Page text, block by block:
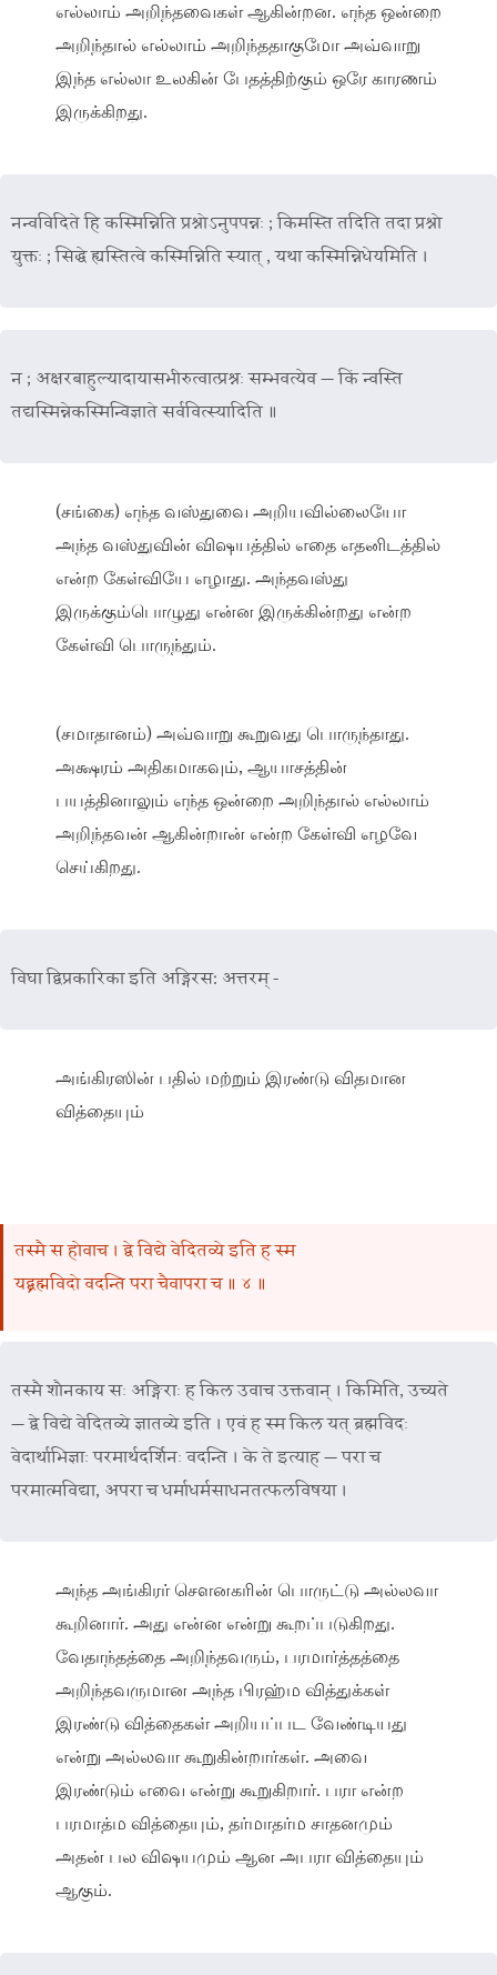
எல்லாம் அறிந்தவைகள் ஆகின்றன. எந்த ஒன்றை
அறிந்தால் எல்லாம் அறிந்ததாகுமோ அவ்வாறு
இந்த எல்லா உலகின் பேதத்திற்கும் ஒரே காரணம்
இருக்கிறது.
नन्वविदिते हि कस्मिन्निति प्रश्नोऽनुपपन्नः ; किमस्ति तदिति तदा प्रश्नो
युक्तः ; सिद्धे ह्यस्तित्वे कस्मिन्निति स्यात् , यथा कस्मिन्निधेयमिति ।
न ; अक्षरबाहुल्यादायासभीरुत्वात्प्रश्नः सम्भवत्येव — किं न्वस्ति
तद्यस्मिन्नेकस्मिन्विज्ञाते सर्ववित्स्यादिति ॥
(சங்கை) எந்த வஸ்துவை அறியவில்லையோ
அந்த வஸ்துவின் விஷயத்தில் எதை எதனிடத்தில்
என்ற கேள்வியே எழாது. அந்தவஸ்து
இருக்கும்பொழுது என்ன இருக்கின்றது என்ற
கேள்வி பொருந்தும்.
(சமாதானம்) அவ்வாறு கூறுவது பொருந்தாது.
அக்ஷரம் அதிகமாகவும், ஆயாசத்தின்
பயத்தினாலும் எந்த ஒன்றை அறிந்தால் எல்லாம்
அறிந்தவன் ஆகின்றான் என்ற கேள்வி எழவே
செய்கிறது.
विघा द्विप्रकारिका इति अड्गिरस: अत्तरम् -
அங்கிரஸின் பதில் மற்றும் இரண்டு விதமான
வித்தையும்
तस्मै स होवाच । द्वे विद्ये वेदितव्ये इति ह स्म
यद्ब्रह्मविदो वदन्ति परा चैवापरा च ॥ ४ ॥
तस्मै शौनकाय सः अङ्गिराः ह किल उवाच उक्तवान् । किमिति, उच्यते
— द्वे विद्ये वेदितव्ये ज्ञातव्ये इति । एवं ह स्म किल यत् ब्रह्मविदः
वेदार्थाभिज्ञाः परमार्थदर्शिनः वदन्ति । के ते इत्याह — परा च
परमात्मविद्या, अपरा च धर्माधर्मसाधनतत्फलविषया ।
அந்த அங்கிரர் செளனகரின் பொருட்டு அல்லவா
கூறினார். அது என்ன என்று கூறப்படுகிறது.
வேதாந்தத்தை அறிந்தவரும், பரமார்த்தத்தை
அறிந்தவருமான அந்த பிரஹ்ம வித்துக்கள்
இரண்டு வித்தைகள் அறியப்பட வேண்டியது
என்று அல்லவா கூறுகின்றார்கள். அவை
இரண்டும் எவை என்று கூறுகிறார். பரா என்ற
பரமாத்ம வித்தையும், தர்மாதர்ம சாதனமும்
அதன் பல விஷயமும் ஆன அபரா வித்தையும்
ஆகும்.